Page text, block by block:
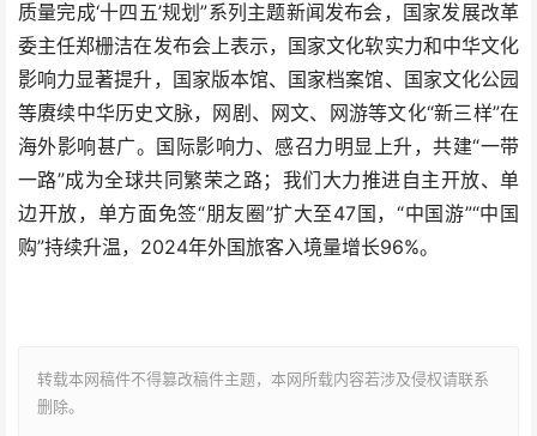
质量完成‘十四五’规划”系列主题新闻发布会，国家发展改革
委主任郑栅洁在发布会上表示，国家文化软实力和中华文化
影响力显著提升，国家版本馆、国家档案馆、国家文化公园
等赓续中华历史文脉，网剧、网文、网游等文化“新三样”在
海外影响甚广。国际影响力、感召力明显上升，共建“一带
一路”成为全球共同繁荣之路；我们大力推进自主开放、单
边开放，单方面免签“朋友圈”扩大至47国，“中国游”“中国
购”持续升温，2024年外国旅客入境量增长96%。
转载本网稿件不得篡改稿件主题，本网所载内容若涉及侵权请联系
删除。
中国文化新三样火爆海外